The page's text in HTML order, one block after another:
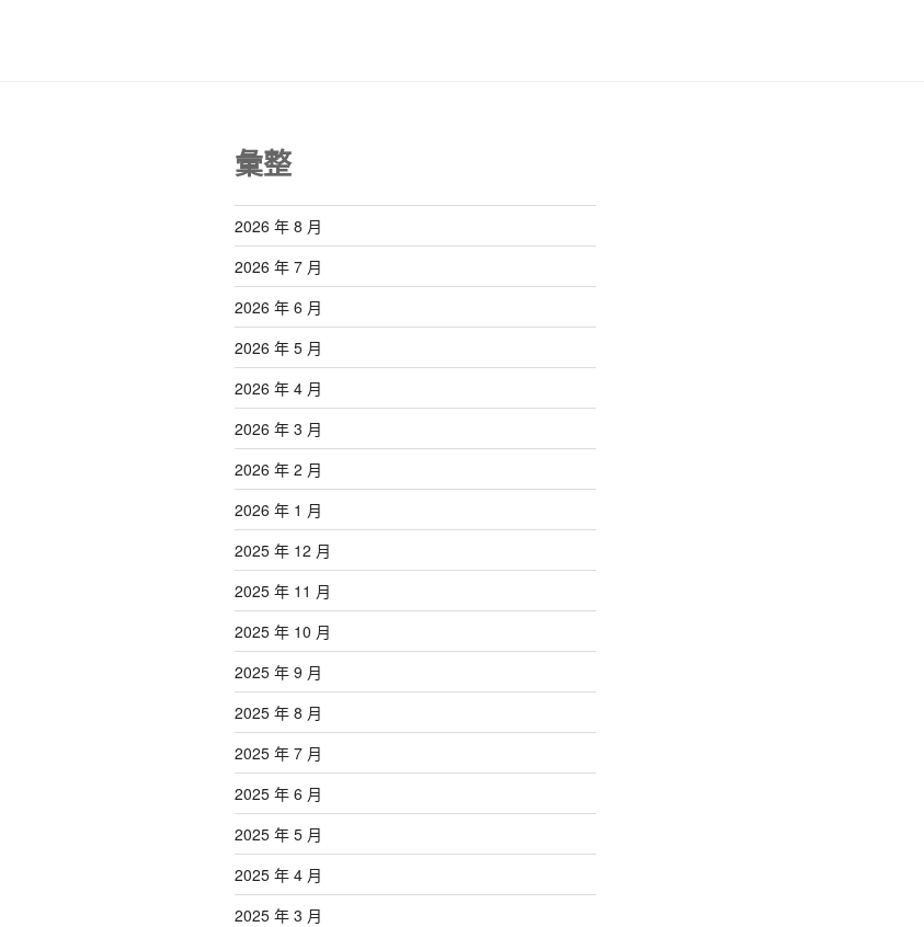
彙整
2026 年 8 月
2026 年 7 月
2026 年 6 月
2026 年 5 月
2026 年 4 月
2026 年 3 月
2026 年 2 月
2026 年 1 月
2025 年 12 月
2025 年 11 月
2025 年 10 月
2025 年 9 月
2025 年 8 月
2025 年 7 月
2025 年 6 月
2025 年 5 月
2025 年 4 月
2025 年 3 月